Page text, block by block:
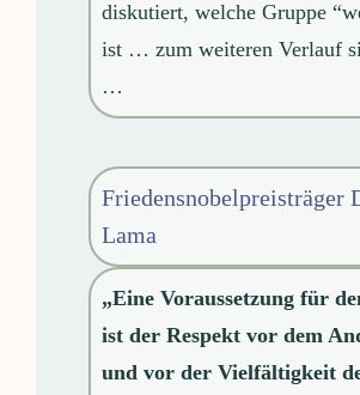
diskutiert, welche Gruppe
ist … zum weiteren Verlauf
…
Friedensnobelpreisträger
Lama
„Eine Voraussetzung für
ist der Respekt vor dem
und vor der Vielfältigkeit